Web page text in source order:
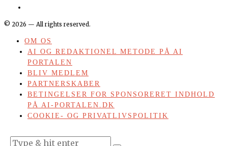
© 2026 — All rights reserved.
OM OS
AI OG REDAKTIONEL METODE PÅ AI
PORTALEN
BLIV MEDLEM
PARTNERSKABER
BETINGELSER FOR SPONSORERET INDHOLD
PÅ AI-PORTALEN.DK
COOKIE- OG PRIVATLIVSPOLITIK